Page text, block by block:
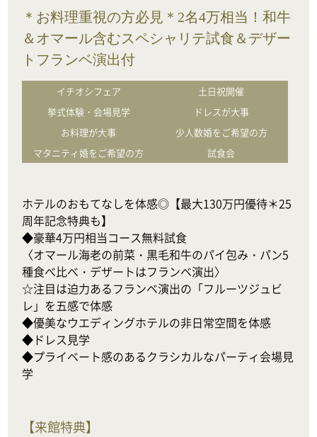
＊お料理重視の方必見＊2名4万相当！和牛
＆オマール含むスペシャリテ試食＆デザー
トフランベ演出付
イチオシフェア
土日祝開催
挙式体験・会場見学
ドレスが大事
お料理が大事
少人数婚をご希望の方
マタニティ婚をご希望の方
試食会
ホテルのおもてなしを体感◎【最大130万円優待＊25
周年記念特典も】
◆豪華4万円相当コース無料試食
〈オマール海老の前菜・黒毛和牛のパイ包み・パン5
種食べ比べ・デザートはフランベ演出〉
☆注目は迫力あるフランベ演出の「フルーツジュビ
レ」を五感で体感
◆優美なウエディングホテルの非日常空間を体感
◆ドレス見学
◆プライベート感のあるクラシカルなパーティ会場見
学
【来館特典】